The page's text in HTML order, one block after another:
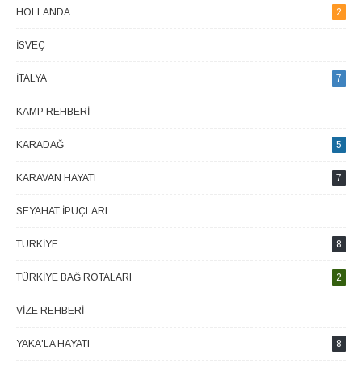
HOLLANDA 2
İSVEÇ
İTALYA 7
KAMP REHBERI
KARADAĞ 5
KARAVAN HAYATI 7
SEYAHAT İPUÇLARI
TÜRKIYE 8
TÜRKIYE BAĞ ROTALARI 2
VIZE REHBERI
YAKA'LA HAYATI 8